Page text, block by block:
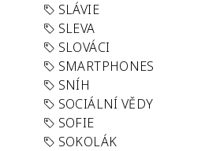
SLÁVIE
SLEVA
SLOVÁCI
SMARTPHONES
SNÍH
SOCIÁLNÍ VĚDY
SOFIE
SOKOLÁK